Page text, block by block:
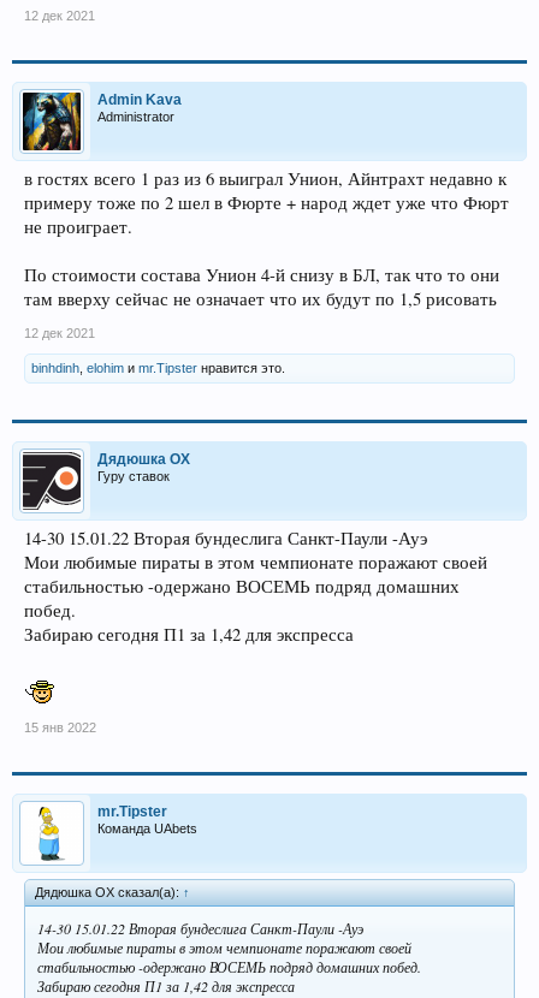
12 дек 2021
Admin Kava
Administrator
в гостях всего 1 раз из 6 выиграл Унион, Айнтрахт недавно к
примеру тоже по 2 шел в Фюрте + народ ждет уже что Фюрт
не проиграет.
По стоимости состава Унион 4-й снизу в БЛ, так что то они
там вверху сейчас не означает что их будут по 1,5 рисовать
12 дек 2021
binhdinh elohim и mr.Tipster нравится это.
Дядюшка ОХ
Гуру ставок
14-30 15.01.22 Вторая бундеслига Санкт-Паули -Ауэ
Мои любимые пираты в этом чемпионате поражают своей
стабильностью -одержано ВОСЕМЬ подряд домашних
побед.
Забираю сегодня П1 за 1,42 для экспресса
15 янв 2022
mr.Tipster
Команда UAbets
Дядюшка ОХ сказал(а): ↑
14-30 15.01.22 Вторая бундеслига Санкт-Паули -Ауэ
Мои любимые пираты в этом чемпионате поражают своей
стабильностью -одержано ВОСЕМЬ подряд домашних побед.
Забираю сегодня П1 за 1,42 для экспресса